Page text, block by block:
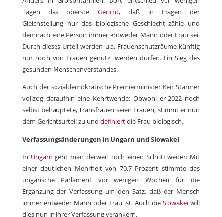
Tagen das oberste Gericht, daß in Fragen der
Gleichstellung nur das biologische Geschlecht zähle und
demnach eine Person immer entweder Mann oder Frau sei.
Durch dieses Urteil werden u.a. Frauenschutzräume künftig
nur noch von Frauen genutzt werden dürfen. Ein Sieg des
gesunden Menschenverstandes.
Auch der sozialdemokratische Premierminister Keir Starmer
vollzog daraufhin eine Kehrtwende: Obwohl er 2022 noch
selbst behauptete, Transfrauen seien Frauen, stimmt er nun
dem Gerichtsurteil zu und definiertdie Frau biologisch.
Verfassungsänderungen in Ungarn und Slowakei
In Ungarn geht man derweil noch einen Schritt weiter: Mit
einer deutlichen Mehrheit von 70,7 Prozent stimmte das
ungarische Parlament vor wenigen Wochen für die
Ergänzung der Verfassung um den Satz, daß der Mensch
immer entweder Mann oder Frau ist. Auch dieSlowakei will
dies nun in ihrer Verfassung verankern.